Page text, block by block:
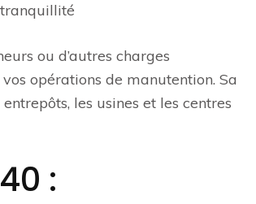
ou d’autres charges
opérations de manutention. Sa
les usines et les centres
: